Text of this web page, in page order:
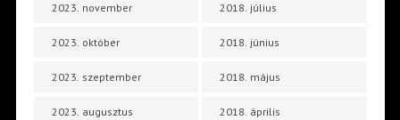
2023. november
2023. október
2023. szeptember
2023. augusztus
2018. július
2018. június
2018. május
2018. április